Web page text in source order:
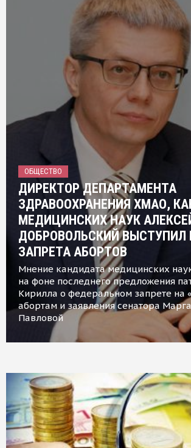
ОБЩЕСТВО
ДИРЕКТОР ДЕПАРТАМЕНТА
ЗДРАВООХРАНЕНИЯ ХМАО,
МЕДИЦИНСКИХ НАУК
ДОБРОВОЛЬСКИЙ ВЫСТУПИЛ
ЗАПРЕТА АБОРТОВ
Мнение кандидата медицинских
на фоне последнего предложения
Кирилла о федеральном запрете на
абортам и заявления сенатора
Павловой